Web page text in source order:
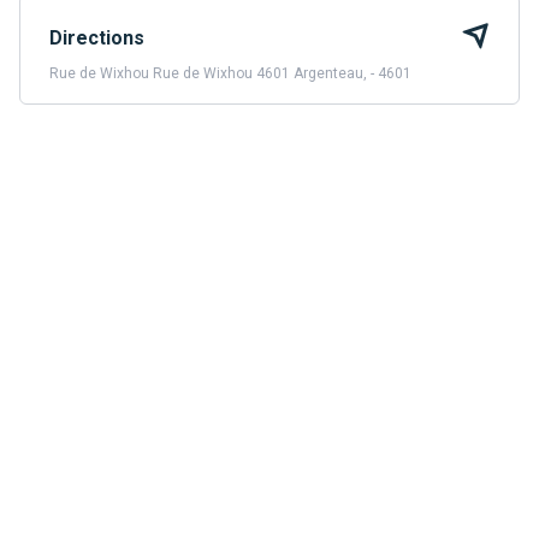
Directions
Rue de Wixhou Rue de Wixhou 4601 Argenteau, - 4601